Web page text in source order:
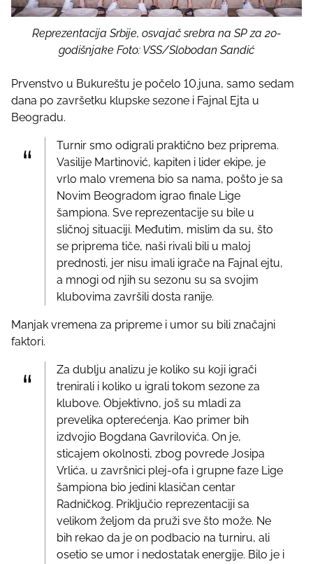
Reprezentacija Srbije, osvajač srebra na SP za 20-
godišnjake Foto: VSS/Slobodan Sandić
Prvenstvo u Bukureštu je počelo 10.juna, samo sedam
dana po završetku klupske sezone i Fajnal Ejta u
Beogradu.
Turnir smo odigrali praktično bez priprema.
Vasilije Martinović, kapiten i lider ekipe, je
vrlo malo vremena bio sa nama, pošto je sa
Novim Beogradom igrao finale Lige
šampiona. Sve reprezentacije su bile u
sličnoj situaciji. Međutim, mislim da su, što
se priprema tiče, naši rivali bili u maloj
prednosti, jer nisu imali igrače na Fajnal ejtu,
a mnogi od njih su sezonu su sa svojim
klubovima završili dosta ranije.
Manjak vremena za pripreme i umor su bili značajni
faktori.
Za dublju analizu je koliko su koji igrači
trenirali i koliko u igrali tokom sezone za
klubove. Objektivno, još su mladi za
prevelika opterećenja. Kao primer bih
izdvojio Bogdana Gavrilovića. On je,
sticajem okolnosti, zbog povrede Josipa
Vrlića, u završnici plej-ofa i grupne faze Lige
šampiona bio jedini klasičan centar
Radničkog. Priključio reprezentaciji sa
velikom željom da pruži sve što može. Ne
bih rekao da je on podbacio na turniru, ali
osetio se umor i nedostatak energije. Bilo je i